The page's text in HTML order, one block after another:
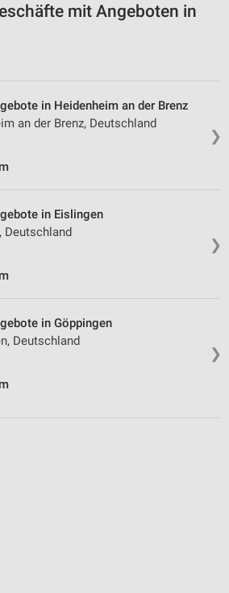
mit Angeboten in
❯
in Heidenheim an der Brenz
an der Brenz, Deutschland
❯
in Eislingen
Deutschland
❯
in Göppingen
Deutschland